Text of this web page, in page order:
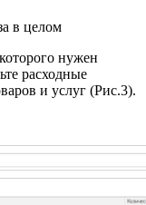
в целом
нужен
расходные
и услуг (Рис.3).